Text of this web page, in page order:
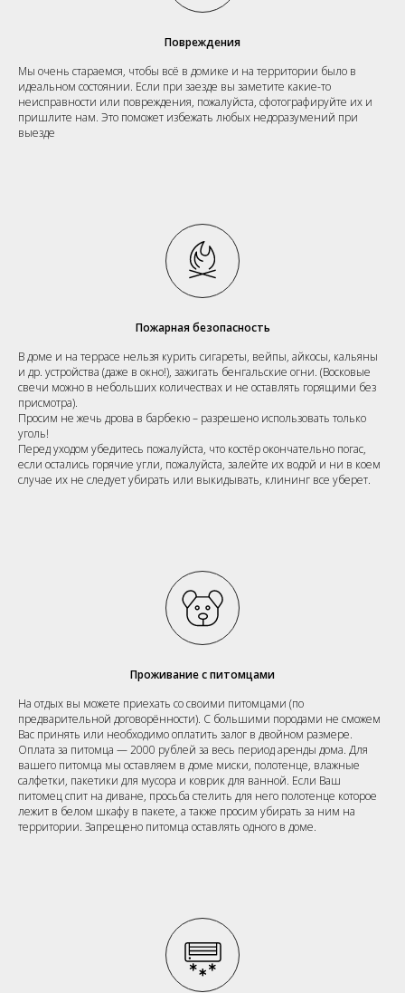
Повреждения
Мы очень стараемся, чтобы всё в домике и на территории было в
идеальном состоянии. Если при заезде вы заметите какие-то
неисправности или повреждения, пожалуйста, сфотографируйте их и
пришлите нам. Это поможет избежать любых недоразумений при
выезде
Пожарная безопасность
В доме и на террасе нельзя курить сигареты, вейпы, айкосы, кальяны
и др. устройства (даже в окно!), зажигать бенгальские огни. (Восковые
свечи можно в небольших количествах и не оставлять горящими без
присмотра).
Просим не жечь дрова в барбекю – разрешено использовать только
уголь!
Перед уходом убедитесь пожалуйста, что костёр окончательно погас,
если остались горячие угли, пожалуйста, залейте их водой и ни в коем
случае их не следует убирать или выкидывать, клининг все уберет.
Проживание с питомцами
На отдых вы можете приехать со своими питомцами (по
предварительной договорённости). С большими породами не сможем
Вас принять или необходимо оплатить залог в двойном размере.
Оплата за питомца — 2000 рублей за весь период аренды дома. Для
вашего питомца мы оставляем в доме миски, полотенце, влажные
салфетки, пакетики для мусора и коврик для ванной. Если Ваш
питомец спит на диване, просьба стелить для него полотенце которое
лежит в белом шкафу в пакете, а также просим убирать за ним на
территории. Запрещено питомца оставлять одного в доме.